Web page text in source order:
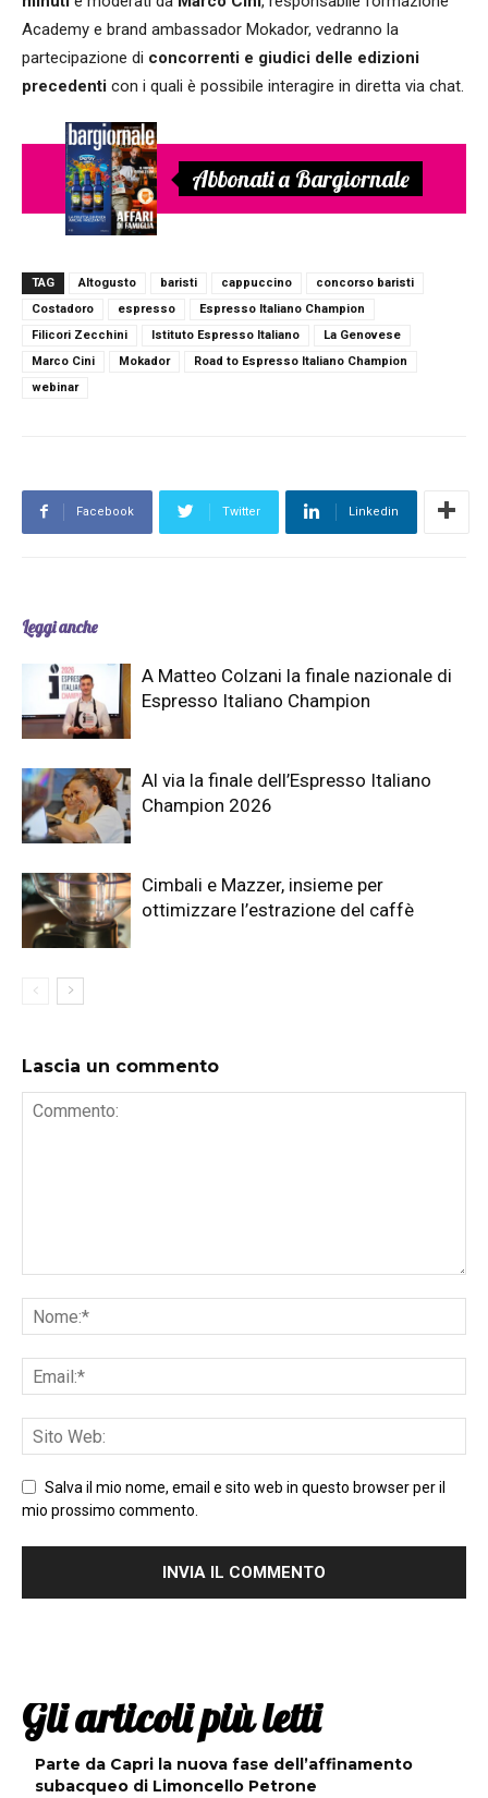
Academy e brand ambassador Mokador, vedranno la
partecipazione di concorrenti e giudici delle edizioni
precedenti con i quali è possibile interagire in diretta via chat.
Abbonati a Bargiornale
TAG Altogusto baristi cappuccino
concorso baristi
Costadoro
espresso
Espresso Italiano Champion
Filicori Zecchini
Istituto Espresso Italiano
La Genovese
Marco Cini
Mokador
Road to Espresso Italiano Champion
webinar
Facebook Twitter Linkedin
Leggi anche
A Matteo Colzani la finale nazionale di
Espresso Italiano Champion
Al via la finale dell’Espresso Italiano
Champion 2026
Cimbali e Mazzer, insieme per
ottimizzare l’estrazione del caffè
Lascia un commento
Salva il mio nome, email e sito web in questo browser per il
mio prossimo commento.
Gli articoli più letti
Parte da Capri la nuova fase dell’affinamento
subacqueo di Limoncello Petrone